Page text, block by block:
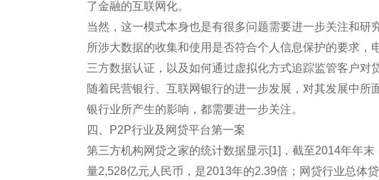
了金融的互联网化。
当然，这一模式本身也是有很多问题需要进一步关注和研
所涉大数据的收集和使用是否符合个人信息保护的要求
三方数据认证，以及如何通过虚拟化方式追踪监管客户对
随着民营银行、互联网银行的进一步发展，对其发展中
银行业所产生的影响，都需要进一步关注。
四、P2P行业及网贷平台第一案
第三方机构网贷之家的统计数据显示[1]，截至2014年年
量2,528亿元人民币，是2013年的2.39倍；网贷行业总体